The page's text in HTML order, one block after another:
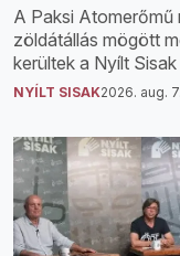
A Paksi Atomerőmű
zöldátállás mögött
kerültek a Nyílt
NYÍLT SISAK2026. aug.